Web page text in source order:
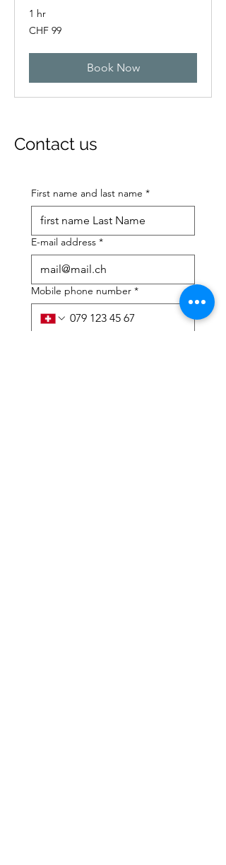
1 hr
99
Swiss
CHF 99
Book Now
Contact us
First name and last name *
E-mail address *
Mobile phone number *